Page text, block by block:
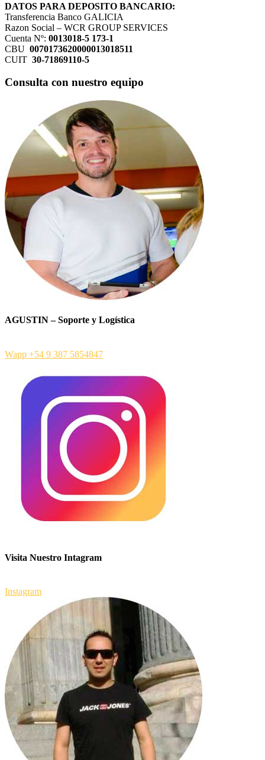
DATOS PARA DEPOSITO BANCARIO:
Transferencia Banco GALICIA
Razon Social – WCR GROUP SERVICES
Cuenta Nº: 0013018-5 173-1
CBU 0070173620000013018511
CUIT 30-71869110-5
Consulta con nuestro equipo
AGUSTIN – Soporte y Logística
Wapp +54 9 387 5854847
Visita Nuestro Intagram
Instagram